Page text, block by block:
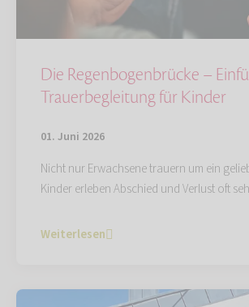
Die Regenbogenbrücke –
Trauerbegleitung für Kinder
01. Juni 2026
Nicht nur Erwachsene trauern um ein
Kinder erleben Abschied und Verlust oft
Weiterlesen